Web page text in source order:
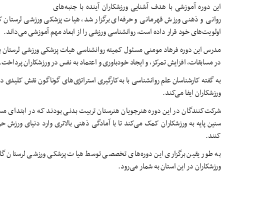
این دوره آموزشی با هدف آشنایی ورزشکاران آینده با جنبه‌های
روانی و ذهنی ورزش قهرمانی و حرفه‌ای برگزار شد، هیات پزشکی ورزشی لرستان
اولویت‌های خود قرار داده است، روانشناسی ورزشی را از ابعاد مهم آموزشی می‌داند.
مدرس این دوره فرهاد مومنی مسئول کمیته روانشناسی هیات پزشکی ورزشی
در مسابقات، افزایش تمرکز، و ایجاد خودباوری و اعتماد به نفس در ورزشکاران پرداخت.
به گفته کارشناسان علم روانشناسی با به‌کارگیری استراتژی‌های گوناگون نقش
ورزشکاران ایفا می‌کند.
شرکت‌کنندگان در این دوره هنرجویان هنرستان تربیت بدنی بودند که در ابتدای
سنین پایه به ورزشکاران کمک می‌کند تا با آمادگی ذهنی بالاتری وارد دنیای ورزش
کنند.
به طور یقین برگزاری این دوره‌های تخصصی توسط هیات پزشکی ورزشی لرستان
ورزشکاران در این استان به شمار می‌رود.